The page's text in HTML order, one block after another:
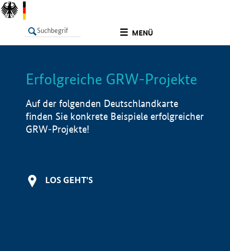
MENÜ
LISTE Info
Erfolgreiche GRW-Projekte
Auf der folgenden Deutschlandkarte
finden Sie konkrete Beispiele erfolgreicher
GRW-Projekte!
LOS GEHT'S